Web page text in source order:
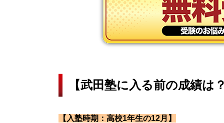
【武田塾に入る前の成績は
【入塾時期：高校1年生の12月】